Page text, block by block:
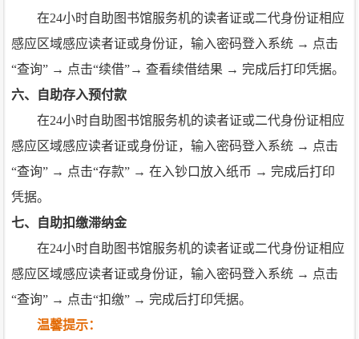
在24小时自助图书馆服务机的读者证或二代身份证相应
感应区域感应读者证或身份证，输入密码登入系统 → 点击
“查询” → 点击“续借”→ 查看续借结果 → 完成后打印凭据。
六、自助存入预付款
在24小时自助图书馆服务机的读者证或二代身份证相应
感应区域感应读者证或身份证，输入密码登入系统 → 点击
“查询” → 点击“存款” → 在入钞口放入纸币 → 完成后打印
凭据。
七、自助扣缴滞纳金
在24小时自助图书馆服务机的读者证或二代身份证相应
感应区域感应读者证或身份证，输入密码登入系统 → 点击
“查询” → 点击“扣缴” → 完成后打印凭据。
温馨提示：